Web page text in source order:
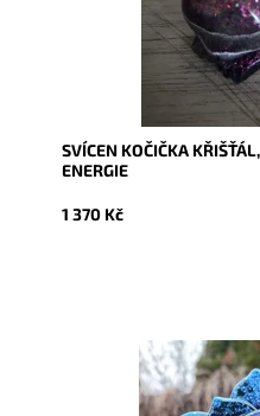
SVÍCEN KOČIČKA
ENERGIE
1 370 Kč
Dostupnost:
Vyprodáno
10604